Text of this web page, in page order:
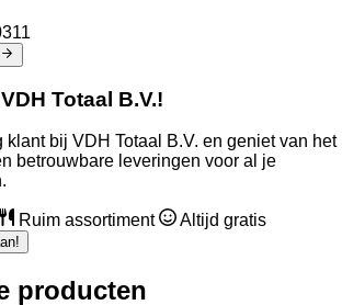
Totaal B.V.!
klant bij VDH Totaal B.V. en geniet van het
betrouwbare leveringen voor al je
Ruim assortiment
Altijd gratis
producten